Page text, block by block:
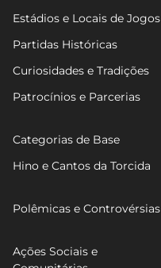
Estádios e Locais de Jogos
Partidas Históricas
Curiosidades e Tradições
Patrocínios e Parcerias
Categorias de Base
Hino e Cantos da Torcida
Polêmicas e Controvérsias
Ações Sociais e